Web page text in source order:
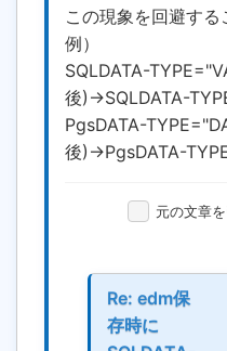
この現象を回避する
例）
SQLDATA-
後)→SQLDATA-
PgsDATA-
後)→PgsDATA-
元の文章
Re: edm保
存時に